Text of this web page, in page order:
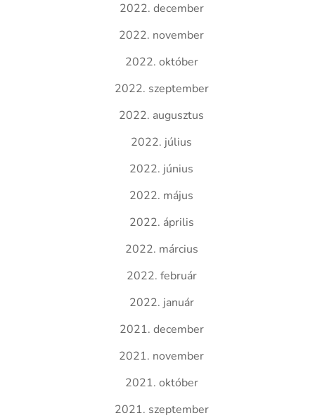
2022. december
2022. november
2022. október
2022. szeptember
2022. augusztus
2022. július
2022. június
2022. május
2022. április
2022. március
2022. február
2022. január
2021. december
2021. november
2021. október
2021. szeptember